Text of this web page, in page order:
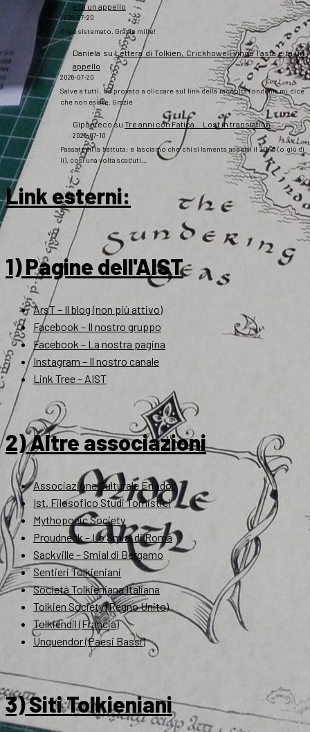
e fa un appello
2026-07-20
Ora è sistemato. Grazie mille!
Daniela suLettera di Tolkien, Crickhowell vince l’asta e fa un
appello
2026-07-20
Salve a tutti, ho provato a cliccare sul link della raccolta fondi ma mi dice
che non esiste. Grazie
Gipsotecosu Tre anni con Fatica… Lost in translation
2026-07-10
Passatemi la battuta: e lasciamo che chi si lamenta aspetti il 2043 (o giù di
lì), così una volta scaduti…
Link esterni:
1) Pagine dell'AIST
ArsT – Il blog (non più attivo)
Facebook – Il nostro gruppo
Facebook – La nostra pagina
Instagram – Il nostro canale
Link Tree – AIST
2) Altre associazioni
Associazione Culturale Eriador
Ist. Filosofico Studi Tomistici
Mythopoeic Society
Proudneck – Lo Smial di Roma
Sackville – Smial di Bergamo
Sentieri Tolkieniani
Società Tolkieniana Italiana
Tolkien Society (Regno Unito)
Tolkiendil (Francia)
Unquendor (Paesi Bassi)
3) Siti Tolkieniani